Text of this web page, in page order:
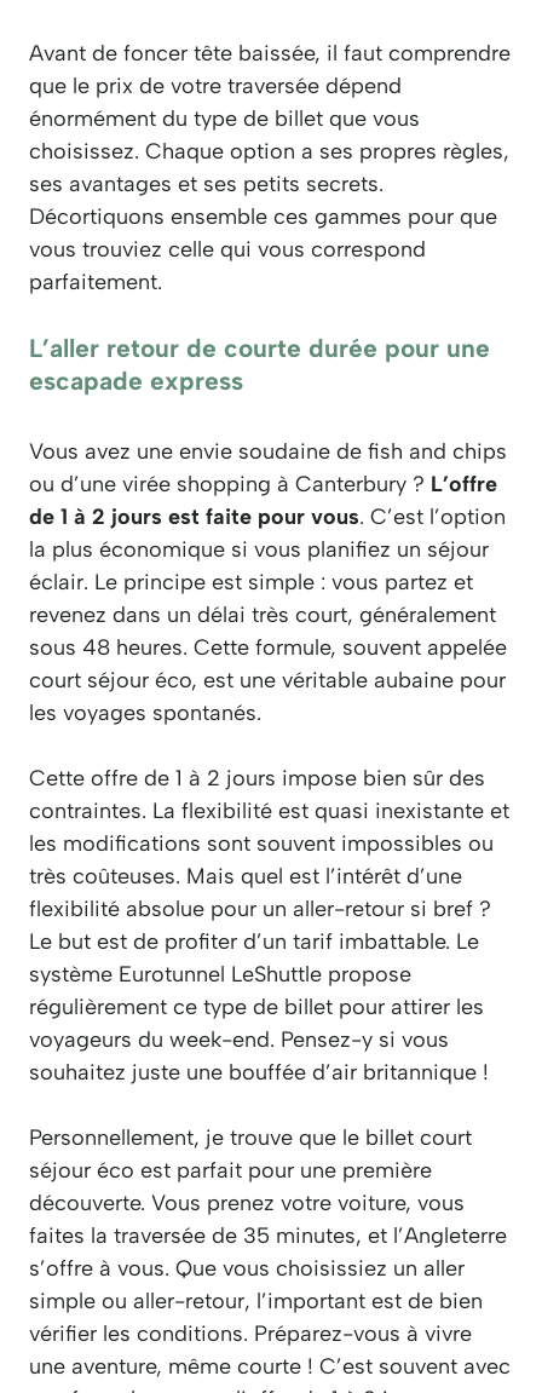
Avant de foncer tête baissée, il faut comprendre
que le prix de votre traversée dépend
énormément du type de billet que vous
choisissez. Chaque option a ses propres règles,
ses avantages et ses petits secrets.
Décortiquons ensemble ces gammes pour que
vous trouviez celle qui vous correspond
parfaitement.
L’aller retour de courte durée pour une
escapade express
Vous avez une envie soudaine de fish and chips
ou d’une virée shopping à Canterbury ? L’offre
de 1 à 2 jours est faite pour vous. C’est l’option
la plus économique si vous planifiez un séjour
éclair. Le principe est simple : vous partez et
revenez dans un délai très court, généralement
sous 48 heures. Cette formule, souvent appelée
court séjour éco, est une véritable aubaine pour
les voyages spontanés.
Cette offre de 1 à 2 jours impose bien sûr des
contraintes. La flexibilité est quasi inexistante et
les modifications sont souvent impossibles ou
très coûteuses. Mais quel est l’intérêt d’une
flexibilité absolue pour un aller-retour si bref ?
Le but est de profiter d’un tarif imbattable. Le
système Eurotunnel LeShuttle propose
régulièrement ce type de billet pour attirer les
voyageurs du week-end. Pensez-y si vous
souhaitez juste une bouffée d’air britannique !
Personnellement, je trouve que le billet court
séjour éco est parfait pour une première
découverte. Vous prenez votre voiture, vous
faites la traversée de 35 minutes, et l’Angleterre
s’offre à vous. Que vous choisissiez un aller
simple ou aller-retour, l’important est de bien
vérifier les conditions. Préparez-vous à vivre
une aventure, même courte ! C’est souvent avec